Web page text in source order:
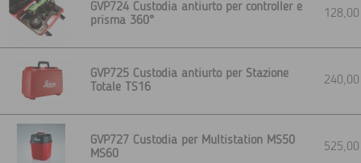
GVP724 Custodia antiurto per controller e
prisma 360°
GVP725 Custodia antiurto per Stazione
Totale TS16
GVP727 Custodia per Multistation MS50
MS60